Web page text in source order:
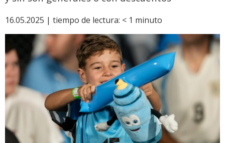
16.05.2025 | tiempo de lectura: < 1 minuto